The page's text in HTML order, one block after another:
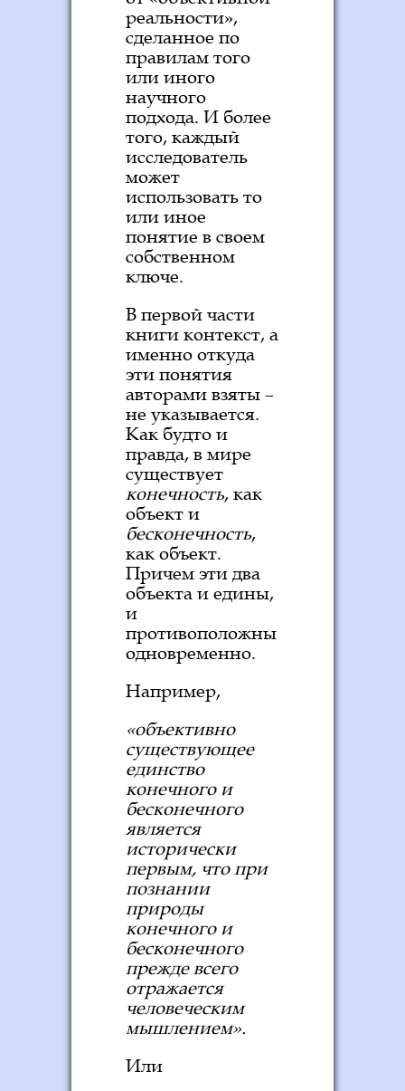
реальности»,
сделанное по
правилам того
или иного
научного
подхода. И более
того, каждый
исследователь
может
использовать то
или иное
понятие в своем
собственном
ключе.
В первой части
книги контекст, а
именно откуда
эти понятия
авторами взяты –
не указывается.
Как будто и
правда, в мире
существует
конечность, как
объект и
бесконечность,
как объект.
Причем эти два
объекта и едины,
и
противоположны
одновременно.
Например,
«объективно
существующее
единство
конечного и
бесконечного
является
исторически
первым, что при
познании
природы
конечного и
бесконечного
прежде всего
отражается
человеческим
мышлением».
Или